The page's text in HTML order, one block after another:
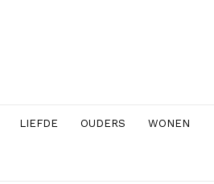
LIEFDE OUDERS WONEN